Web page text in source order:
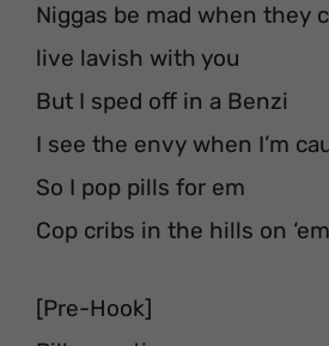
Niggas be mad when they
live lavish with you
But I sped off in a Benzi
I see the envy when I’m
So I pop pills for em
Cop cribs in the hills on ‘em
[Pre-Hook]